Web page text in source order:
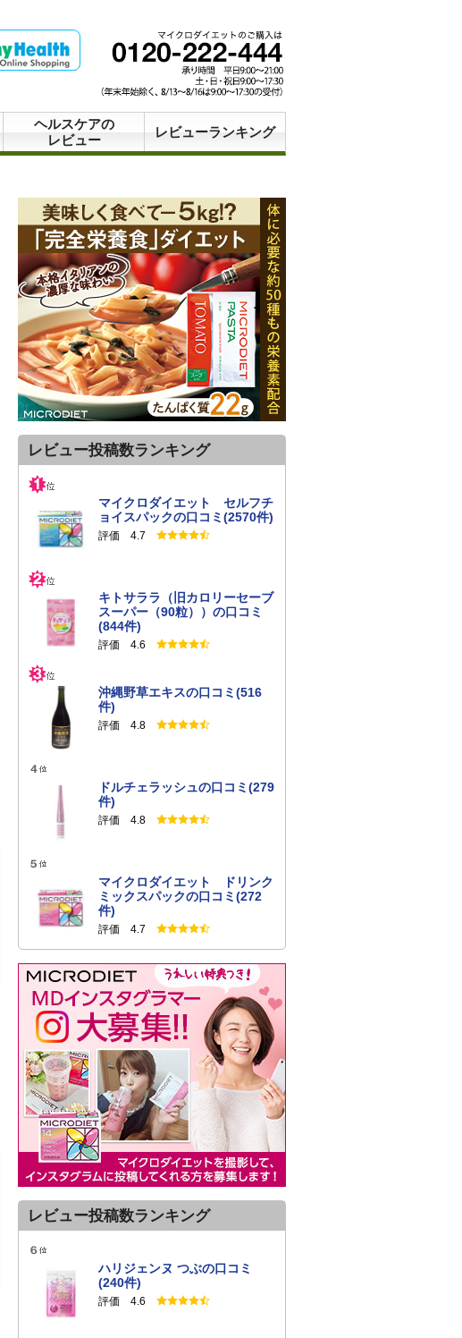
ヘルスケアの
レビュー
レビューランキング
レビュー投稿数ランキング
マイクロダイエット セルフチ
ョイスパックの口コミ(2570件)
評価 4.7
キトサララ（旧カロリーセーブ
スーパー（90粒））の口コミ
(844件)
評価 4.6
沖縄野草エキスの口コミ(516
件)
評価 4.8
ドルチェラッシュの口コミ(279
件)
評価 4.8
マイクロダイエット ドリンク
ミックスパックの口コミ(272
件)
評価 4.7
レビュー投稿数ランキング
ハリジェンヌ つぶの口コミ
(240件)
評価 4.6